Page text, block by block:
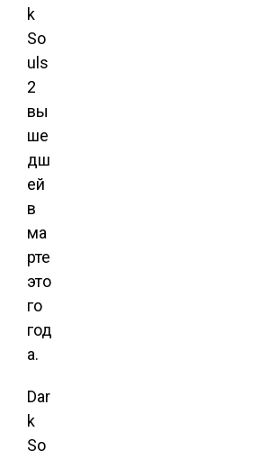
k
So
uls
2
вы
ше
дш
ей
в
ма
рте
это
го
год
а.
Dar
k
So